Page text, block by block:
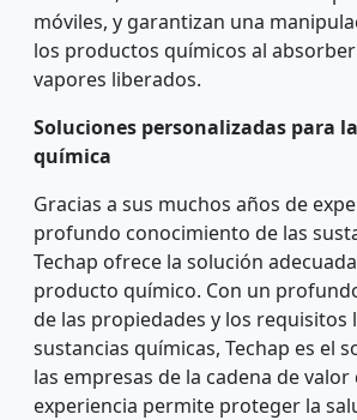
móviles, y garantizan una
los productos químicos al
vapores liberados.
Soluciones personalizadas para
química
Gracias a sus muchos años de
profundo conocimiento de las
Techap ofrece la solución
producto químico. Con un
de las propiedades y los requisitos
sustancias químicas, Techap es el
las empresas de la cadena de valor
experiencia permite proteger la